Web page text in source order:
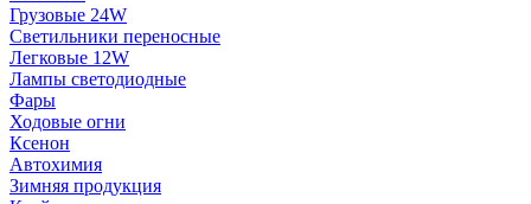
Грузовые 24W
Светильники переносные
Легковые 12W
Лампы светодиодные
Фары
Ходовые огни
Ксенон
Автохимия
Зимняя продукция